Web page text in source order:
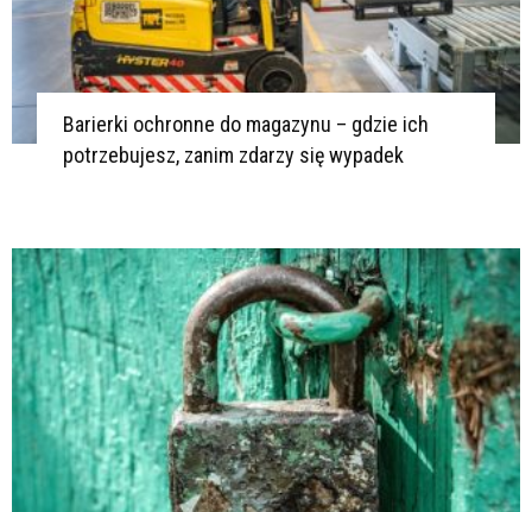
Barierki ochronne do magazynu – gdzie ich
potrzebujesz, zanim zdarzy się wypadek